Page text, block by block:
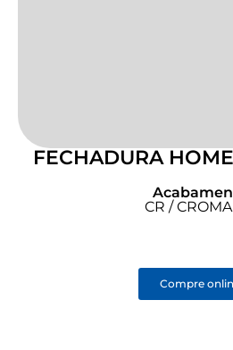
FECHADURA HOME
CR /
Compre